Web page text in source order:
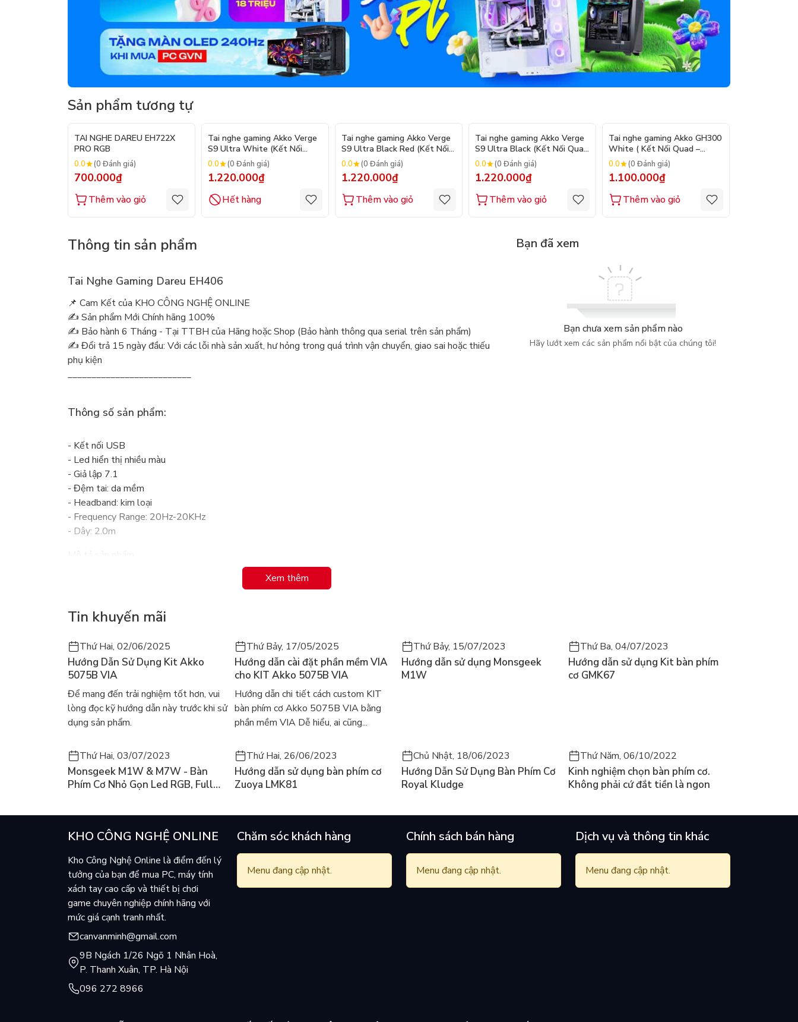
Sản phẩm tương tự
TAI NGHE DAREU EH722X
PRO RGB
0.0 (0 Đánh giá)
700.000₫
Thêm vào giỏ
Tai nghe gaming Akko Verge
S9 Ultra White (Kết Nối
Quad – Mode)
0.0 (0 Đánh giá)
1.220.000₫
Hết hàng
Tai nghe gaming Akko Verge
S9 Ultra Black Red (Kết Nối
Quad – Mode)
0.0 (0 Đánh giá)
1.220.000₫
Thêm vào giỏ
Tai nghe gaming Akko Verge
S9 Ultra Black (Kết Nối Quad
– Mode)
0.0 (0 Đánh giá)
1.220.000₫
Thêm vào giỏ
Tai nghe gaming Akko GH300
White ( Kết Nối Quad –
Mode)
0.0 (0 Đánh giá)
1.100.000₫
Thêm vào giỏ
Thông tin sản phẩm
Tai Nghe Gaming Dareu EH406
📌 Cam Kết của KHO CÔNG NGHỆ ONLINE
✍️ Sản phẩm Mới Chính hãng 100%
✍️ Bảo hành 6 Tháng - Tại TTBH của Hãng hoặc Shop (Bảo hành thông qua serial trên sản phẩm)
✍️ Đổi trả 15 ngày đầu: Với các lỗi nhà sản xuất, hư hỏng trong quá trình vận chuyển, giao sai hoặc thiếu
phụ kiện
__________________________
Thông số sản phẩm:
- Kết nối USB
- Led hiển thị nhiều màu
- Giả lập 7.1
- Đệm tai: da mềm
- Headband: kim loại
- Frequency Range: 20Hz-20KHz
- Dây: 2.0m
Tai nghe DareU Gaming có dây EH406 (Black) đối tác lý tưởng của bạn, hòa mình vào không gian âm nhạc
sống động và chi tiết. Tai nghe đem lại trải nghiệm âm thanh đỉnh cao khi sử dụng.
Thiết kế màu đen sang trọng, huyền bí
nghe không chỉ là công cụ hỗ trợ chơi game mạnh mẽ mà còn là phụ kiện thời trang đẳng cấp. Khối lượng
của tai nghe khá nhẹ chỉ 280g, giúp người dùng đeo tai nghe suốt cả ngày dài mà không gây đau mỏi hay
khó chịu. Điều này giúp người dùng tập trung chơi trò chơi hiệu quả hơn.
Xem thêm
Bạn đã xem
Bạn chưa xem sản phẩm nào
Hãy lướt xem các sản phẩm nổi bật của chúng tôi!
Tin khuyến mãi
Thứ Hai, 02/06/2025
Hướng Dẫn Sử Dụng Kit Akko
5075B VIA
Để mang đến trải nghiệm tốt hơn, vui
lòng đọc kỹ hướng dẫn này trước khi sử
dụng sản phẩm.
Thứ Bảy, 17/05/2025
Hướng dẫn cài đặt phần mềm VIA
cho KIT Akko 5075B VIA
Hướng dẫn chi tiết cách custom KIT
bàn phím cơ Akko 5075B VIA bằng
phần mềm VIA Dễ hiểu, ai cũng...
Thứ Bảy, 15/07/2023
Hướng dẫn sử dụng Monsgeek
M1W
Thứ Ba, 04/07/2023
Hướng dẫn sử dụng Kit bàn phím
cơ GMK67
Thứ Hai, 03/07/2023
Monsgeek M1W & M7W - Bàn
Phím Cơ Nhỏ Gọn Led RGB, Full
Thứ Hai, 26/06/2023
Hướng dẫn sử dụng bàn phím cơ
Zuoya LMK81
Chủ Nhật, 18/06/2023
Hướng Dẫn Sử Dụng Bàn Phím Cơ
Royal Kludge
Thứ Năm, 06/10/2022
Kinh nghiệm chọn bàn phím cơ.
Không phải cứ đắt tiền là ngon
KHO CÔNG NGHỆ ONLINE
Kho Công Nghệ Online là điểm đến lý
tưởng của bạn để mua PC, máy tính
xách tay cao cấp và thiết bị chơi
game chuyên nghiệp chính hãng với
mức giá cạnh tranh nhất.
canvanminh@gmail.com
9B Ngách 1/26 Ngõ 1 Nhân Hoà,
P. Thanh Xuân, TP. Hà Nội
096 272 8966
Chăm sóc khách hàng
Menu đang cập nhật.
Chính sách bán hàng
Menu đang cập nhật.
Dịch vụ và thông tin khác
Menu đang cập nhật.